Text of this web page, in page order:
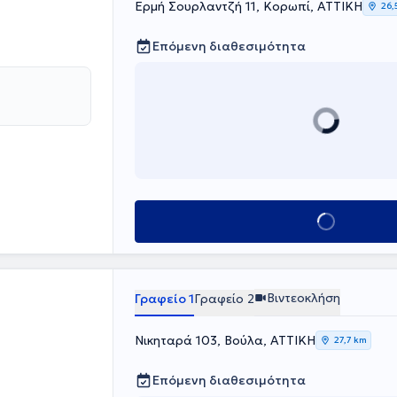
Eρμή Σουρλαντζή 11, Κορωπί, ΑΤΤΙΚΗ
Επόμενη διαθεσιμότητα
Κλείσε ραντεβού
Γραφείο 1Γραφείο 2 Βιντεοκλήση
Νικηταρά 103, Βούλα, ΑΤΤΙΚΗ 27,7 km
Επόμενη διαθεσιμότητα